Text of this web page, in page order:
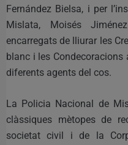
Fernández Bielsa, i per
Mislata, Moisés
encarregats de lliurar les
blanc i les
diferents agents del cos.
La Policia Nacional de
clàssiques mètopes de
societat civil i de la